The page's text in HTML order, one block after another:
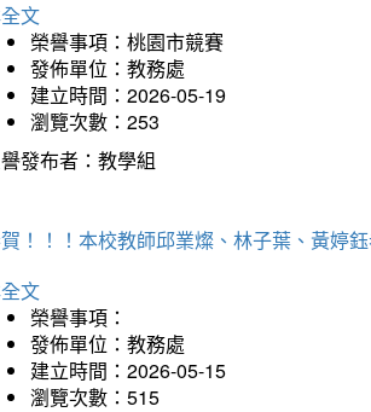
文
榮譽事項：桃園市競賽
發佈單位：教務處
建立時間：2026-05-19
瀏覽次數：253
發布者：教學組
！！！本校教師邱業燦、林子葉、黃婷
文
榮譽事項：
發佈單位：教務處
建立時間：2026-05-15
瀏覽次數：515